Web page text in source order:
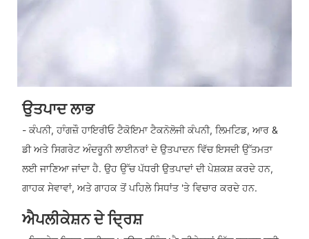
ਉਤਪਾਦ ਲਾਭ
- ਕੰਪਨੀ, ਹਾੰਗਜ਼ੌ ਹਾਇਰੀਓ ਟੈਕੋਇਮਾ ਟੈਕਨੋਲੋਜੀ ਕੰਪਨੀ, ਲਿਮਟਿਡ, ਆਰ &
ਡੀ ਅਤੇ ਸਿਗਰੇਟ ਅੰਦਰੂਨੀ ਲਾਈਨਰਾਂ ਦੇ ਉਤਪਾਦਨ ਵਿੱਚ ਇਸਦੀ ਉੱਤਮਤਾ
ਲਈ ਜਾਣਿਆ ਜਾਂਦਾ ਹੈ. ਉਹ ਉੱਚ ਪੱਧਰੀ ਉਤਪਾਦਾਂ ਦੀ ਪੇਸ਼ਕਸ਼ ਕਰਦੇ ਹਨ,
ਗਾਹਕ ਸੇਵਾਵਾਂ, ਅਤੇ ਗਾਹਕ ਤੋਂ ਪਹਿਲੇ ਸਿਧਾਂਤ 'ਤੇ ਵਿਚਾਰ ਕਰਦੇ ਹਨ.
ਐਪਲੀਕੇਸ਼ਨ ਦੇ ਦ੍ਰਿਸ਼